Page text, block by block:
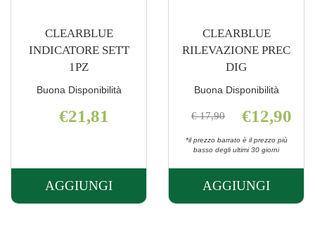
CLEARBLUE
INDICATORE SETT
1PZ
Buona Disponibilità
€21,81
AGGIUNGI
AGGIUNGI CLEARBLUE
CLEARBLUE
RILEVAZIONE PREC
DIG
Buona Disponibilità
€ 17,90 €12,90
*il prezzo barrato è il prezzo più
basso degli ultimi 30 giorni
AGGIUNGI
AGGIUNGI